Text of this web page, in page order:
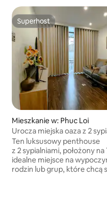
Superhost
Superhost
Mieszkanie w: Phuc Loi
Urocza miejska oaza z 2
i tarasem z grillem
Ten luksusowy penthouse
z 2 sypialniami, położony
idealne miejsce na
rodzin lub grup, które chcą